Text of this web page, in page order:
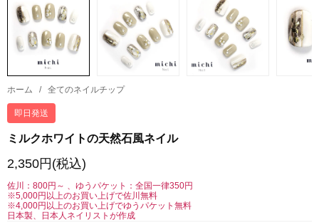
ホーム / 全てのネイルチップ
即日発送
ミルクホワイトの天然石風ネイル
2,350円(税込)
佐川：800円～ 、ゆうパケット：全国一律350円
※5,000円以上のお買い上げで佐川無料
※4,000円以上のお買い上げでゆうパケット無料
日本製、日本人ネイリストが作成